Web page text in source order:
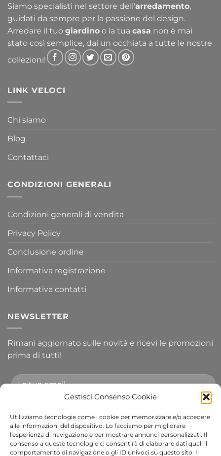
Gestisci Consenso Cookie
Utilizziamo tecnologie come i cookie per memorizzare e/o accedere
alle informazioni del dispositivo. Lo facciamo per migliorare
l'esperienza di navigazione e per mostrare annunci personalizzati. Il
consenso a queste tecnologie ci consentirà di elaborare dati quali il
comportamento di navigazione o gli ID univoci su questo sito. Il
Siamo specialisti nel settore dell'arredamento,
guidati da sempre per la passione del design.
Arredare il tuo giardino o la tua casa non è mai
stato così semplice, dai un occhiata a tutte le nostre
collezioni!
LINK VELOCI
Chi siamo
Blog
Contattaci
CONDIZIONI GENERALI
Condizioni generali di vendita
Privacy Policy
Conclusione ordine
Informativa registrazione
Informativa contatti
NEWSLETTER
Rimani aggiornato sulle novità e ricevi le promozioni
prima di tutti!
Accetto le condizioni generali e di ricevere le
newsletter.